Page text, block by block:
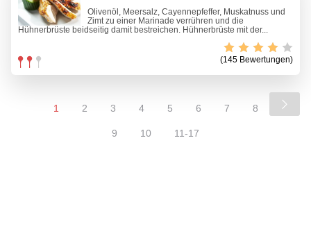
Olivenöl, Meersalz, Cayennepfeffer, Muskatnuss und
Zimt zu einer Marinade verrühren und die
Hühnerbrüste beidseitig damit bestreichen. Hühnerbrüste mit der...
(145 Bewertungen)
1 2 3 4 5 6 7 8
9 10 11-17